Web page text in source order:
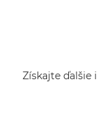
Získajte ďalšie